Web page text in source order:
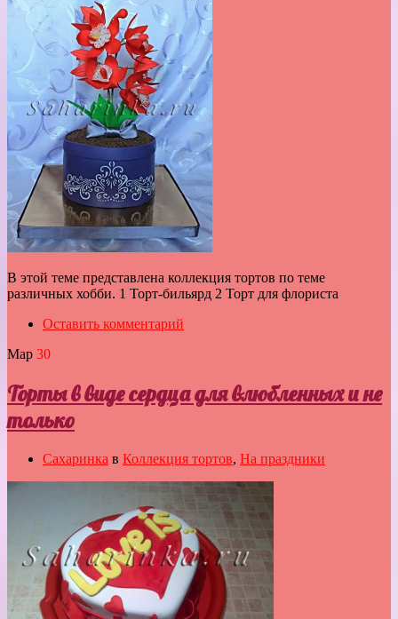
В этой теме представлена коллекция тортов по теме
различных хобби. 1 Торт-бильярд 2 Торт для флориста
Оставить комментарий
Мар 30
Торты в виде сердца для влюбленных и не
только
Сахаринка в Коллекция тортов, На праздники